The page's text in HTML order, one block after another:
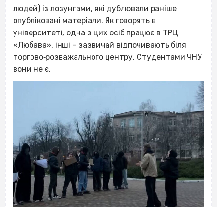
людей) із лозунгами, які дублювали раніше
опубліковані матеріали. Як говорять в
університеті, одна з цих осіб працює в ТРЦ
«Любава», інші – зазвичай відпочивають біля
торгово‐розважального центру. Студентами ЧНУ
вони не є.